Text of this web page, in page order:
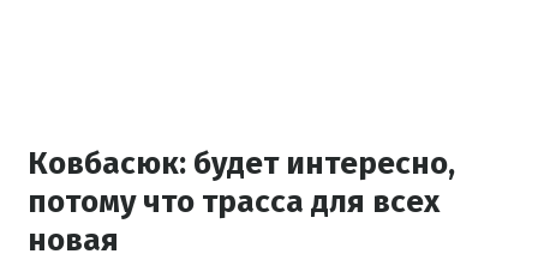
Ковбасюк: будет интересно,
потому что трасса для всех
новая